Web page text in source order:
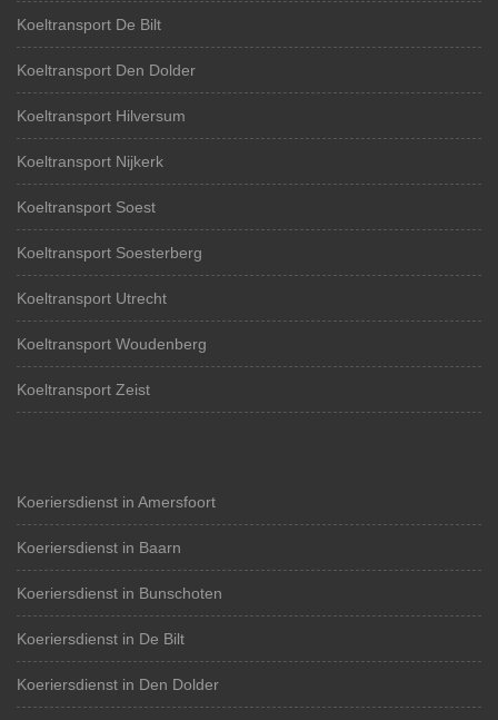
Koeltransport De Bilt
Koeltransport Den Dolder
Koeltransport Hilversum
Koeltransport Nijkerk
Koeltransport Soest
Koeltransport Soesterberg
Koeltransport Utrecht
Koeltransport Woudenberg
Koeltransport Zeist
Koeriersdienst in Amersfoort
Koeriersdienst in Baarn
Koeriersdienst in Bunschoten
Koeriersdienst in De Bilt
Koeriersdienst in Den Dolder